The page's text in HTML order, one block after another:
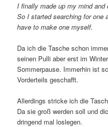
I finally made up my mind and
So I started searching for one
have to make one myself.
Da ich die Tasche schon
seinen Pulli aber erst im
Sommerpause. Immerhin ist
Vorderteils geschafft.
Allerdings stricke ich die
Da sie groß werden soll und
dringend mal loslegen.